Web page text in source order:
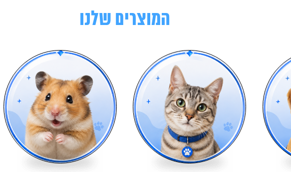
המוצרים שלנו